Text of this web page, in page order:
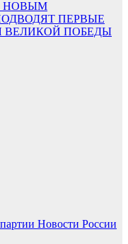
НОВЫМ
ПЕРВЫЕ
ВЕЛИКОЙ ПОБЕДЫ
Новости России